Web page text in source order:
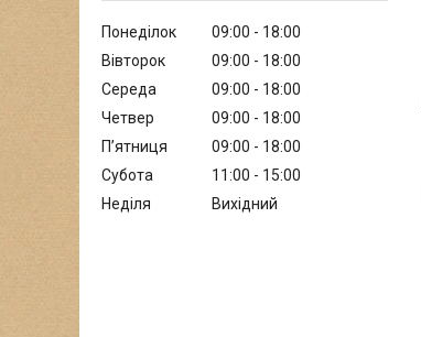
Понеділок 09:00
18:00
Вівторок
09:00
18:00
Середа
09:00
18:00
Четвер
09:00
18:00
Пʼятниця
09:00
18:00
Субота
11:00
15:00
Неділя
Вихідний